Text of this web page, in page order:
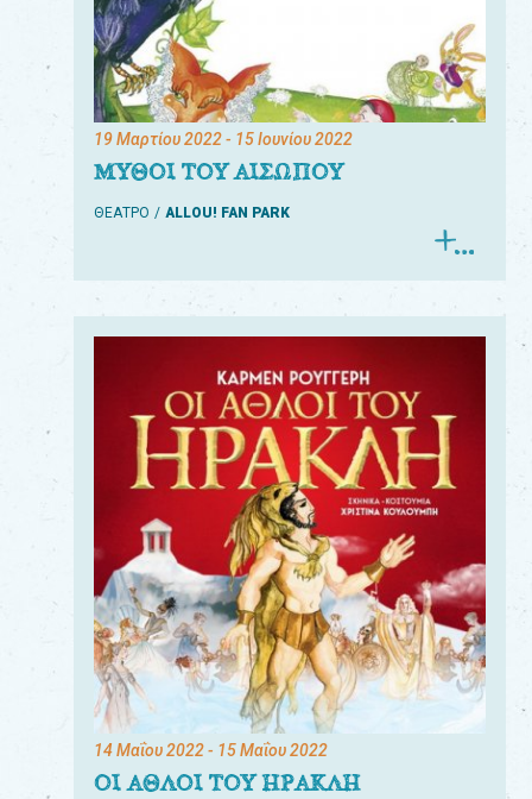
19 Μαρτίου 2022- 15 Ιουνίου 2022
ΜΥΘΟΙ ΤΟΥ ΑΙΣΩΠΟΥ
ΘΕΑΤΡΟ ALLOU! FAN PARK
14 Μαΐου 2022- 15 Μαΐου 2022
ΟΙ ΑΘΛΟΙ ΤΟΥ ΗΡΑΚΛΗ